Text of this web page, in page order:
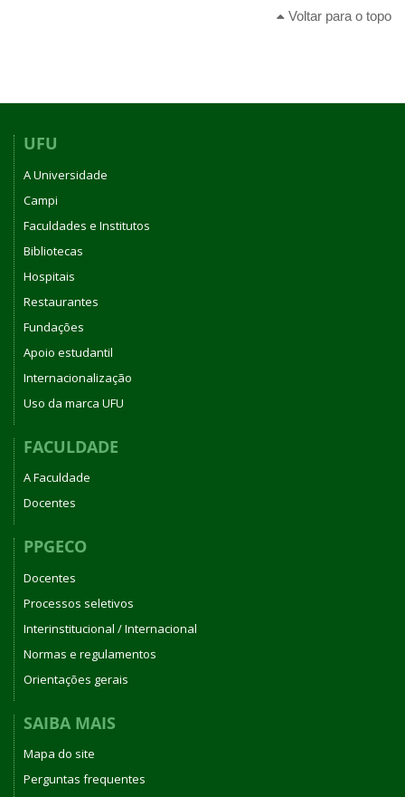
Voltar para o topo
UFU
A Universidade
Campi
Faculdades e Institutos
Bibliotecas
Hospitais
Restaurantes
Fundações
Apoio estudantil
Internacionalização
Uso da marca UFU
FACULDADE
A Faculdade
Docentes
PPGECO
Docentes
Processos seletivos
Interinstitucional / Internacional
Normas e regulamentos
Orientações gerais
SAIBA MAIS
Mapa do site
Perguntas frequentes